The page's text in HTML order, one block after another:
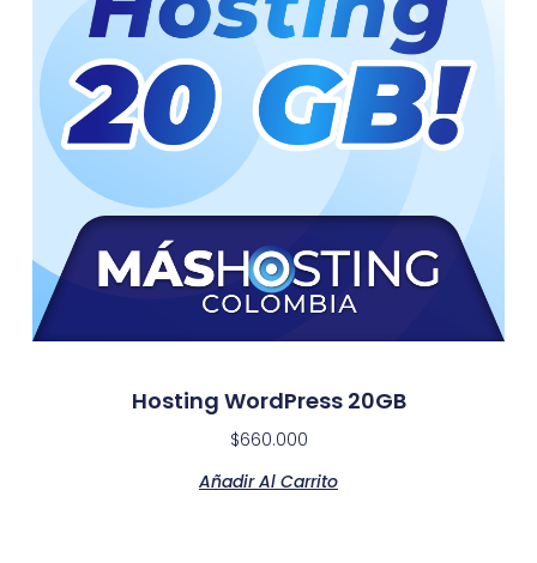
Hosting WordPress 20GB
$660.000
Añadir Al Carrito